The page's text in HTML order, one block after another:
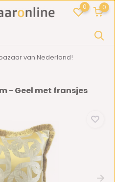
0 0
van Nederland!
- Geel met fransjes